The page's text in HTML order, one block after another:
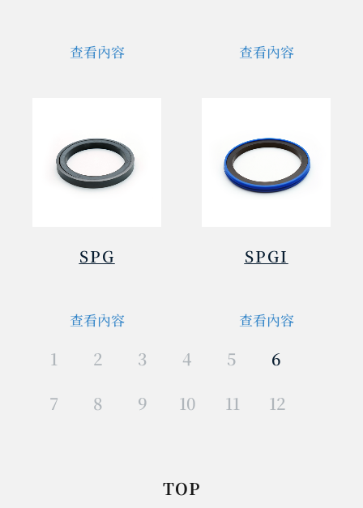
查看內容 查看內容
SPG
查看內容
SPGI
查看內容
1 2 3 4 5
6
7
8 9 10 11 12
TOP